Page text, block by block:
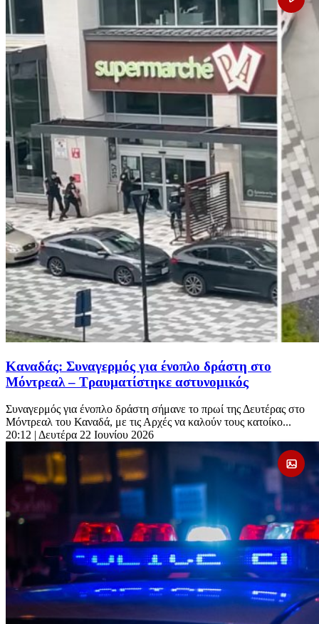
Καναδάς: Συναγερμός για ένοπλο δράστη στο
Μόντρεαλ – Τραυματίστηκε αστυνομικός
Συναγερμός για ένοπλο δράστη σήμανε το πρωί της Δευτέρας στο
Μόντρεαλ του Καναδά, με τις Αρχές να καλούν τους κατοίκο...
20:12 | Δευτέρα 22 Ιουνίου 2026